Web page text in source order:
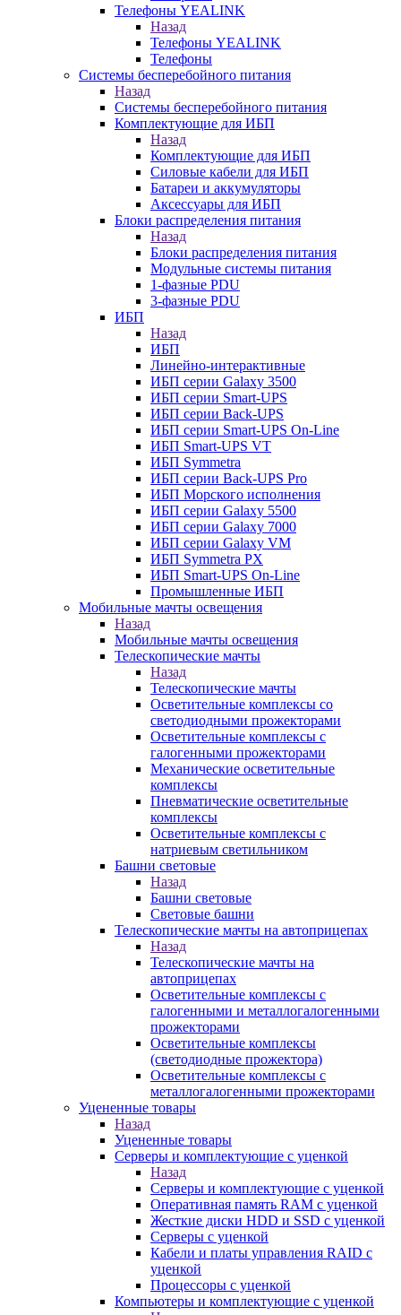
Телефоны YEALINK
Назад
Телефоны YEALINK
Телефоны
Системы бесперебойного питания
Назад
Системы бесперебойного питания
Комплектующие для ИБП
Назад
Комплектующие для ИБП
Силовые кабели для ИБП
Батареи и аккумуляторы
Аксессуары для ИБП
Блоки распределения питания
Назад
Блоки распределения питания
Модульные системы питания
1-фазные PDU
3-фазные PDU
ИБП
Назад
ИБП
Линейно-интерактивные
ИБП серии Galaxy 3500
ИБП серии Smart-UPS
ИБП серии Back-UPS
ИБП серии Smart-UPS On-Line
ИБП Smart-UPS VT
ИБП Symmetra
ИБП серии Back-UPS Pro
ИБП Морского исполнения
ИБП серии Galaxy 5500
ИБП серии Galaxy 7000
ИБП серии Galaxy VM
ИБП Symmetra PX
ИБП Smart-UPS On-Line
Промышленные ИБП
Мобильные мачты освещения
Назад
Мобильные мачты освещения
Телескопические мачты
Назад
Телескопические мачты
Осветительные комплексы со
светодиодными прожекторами
Осветительные комплексы с
галогенными прожекторами
Механические осветительные
комплексы
Пневматические осветительные
комплексы
Осветительные комплексы с
натриевым светильником
Башни световые
Назад
Башни световые
Световые башни
Телескопические мачты на автоприцепах
Назад
Телескопические мачты на
автоприцепах
Осветительные комплексы с
галогенными и металлогалогенными
прожекторами
Осветительные комплексы
(светодиодные прожектора)
Осветительные комплексы с
металлогалогенными прожекторами
Уцененные товары
Назад
Уцененные товары
Серверы и комплектующие с уценкой
Назад
Серверы и комплектующие с уценкой
Оперативная память RAM с уценкой
Жесткие диски HDD и SSD с уценкой
Серверы с уценкой
Кабели и платы управления RAID с
уценкой
Процессоры с уценкой
Компьютеры и комплектующие с уценкой